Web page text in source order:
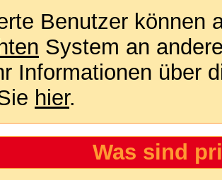
Benutzer können
System an
Informationen über
hier.
Was sind